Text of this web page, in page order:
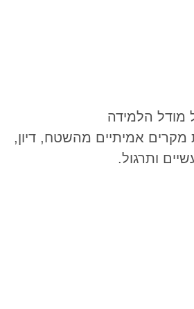
מודל הלמידה
מקרים אמיתיים מהשטח, דיון,
ותרגול.